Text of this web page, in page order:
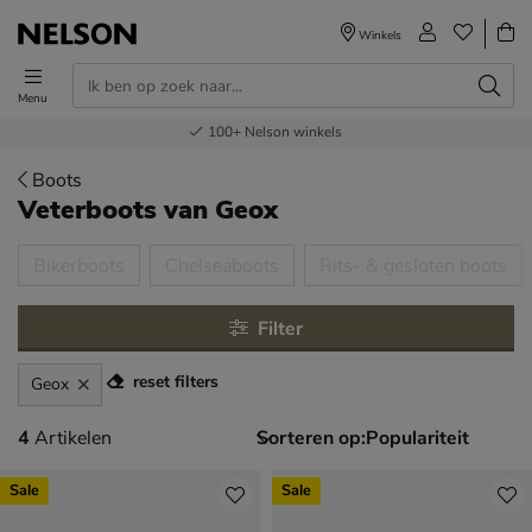
Menu
Winkels
Voor 23.00u besteld,volgende dag in huis
Gratisverzending en retour
Bestel nu,betaal later
100+ Nelson winkels
Boots
Veterbootsvan Geox
Filter
Geox reset filters
4 artikelen
4 Artikelen Sorteren op:
Sale Sale